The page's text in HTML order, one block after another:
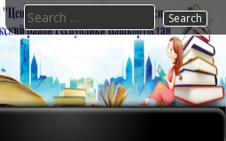
Search
for: